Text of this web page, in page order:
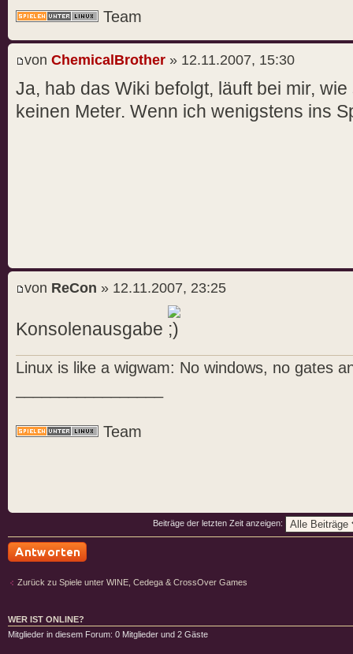
Team
von ChemicalBrother » 12.11.2007, 15:30
Ja, hab das Wiki befolgt, läuft bei mir,
keinen Meter. Wenn ich wenigstens ins
von ReCon » 12.11.2007, 23:25
Konsolenausgabe
Linux is like a wigwam: No windows, no gates
Team
Beiträge der letzten Zeit anzeigen:
Zurück zu Spiele unter WINE, Cedega & CrossOver Games
WER IST ONLINE?
Mitglieder in diesem Forum: 0 Mitglieder und 2 Gäste